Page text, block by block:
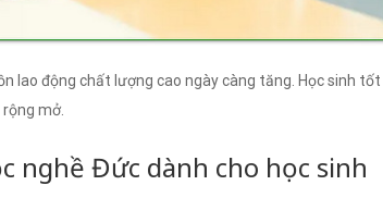
lao động chất lượng cao ngày càng tăng. Học sinh tốt
mở.
nghề Đức dành cho học sinh